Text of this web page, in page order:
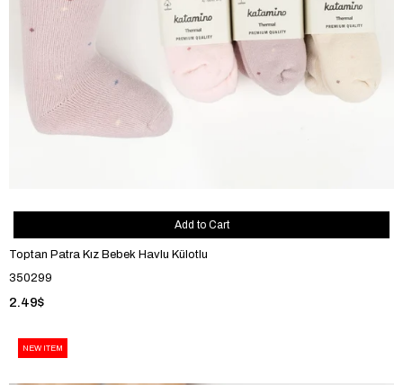
Toptan Patra Kız Bebek Havlu Külotlu
350299
2.49$
Add to Cart
NEW ITEM